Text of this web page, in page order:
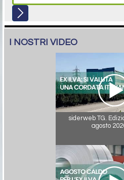
I NOSTRI VIDEO
siderweb TG.
agosto